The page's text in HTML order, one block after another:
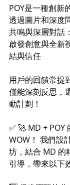
POY是一種創新
透過圖片和深度
共鳴與深層對話
啟發創意與全新
結與信任
用戶的回饋常提
僅能深刻反思，
動計劃！
✅ 🚀 MD + POY
WOW！ 我們設
坊，結合 MD 的
引導，帶來以下